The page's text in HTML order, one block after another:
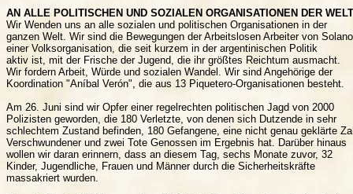
AN ALLE POLITISCHEN UND SOZIALEN ORGANISATIONEN DER
Wir Wenden uns an alle sozialen und politischen Organisationen in der
ganzen Welt. Wir sind die Bewegungen der Arbeitslosen Arbeiter von
einer Volksorganisation, die seit kurzem in der argentinischen Politik
aktiv ist, mit der Frische der Jugend, die ihr größtes Reichtum ausmacht.
Wir fordern Arbeit, Würde und sozialen Wandel. Wir sind Angehörige der
Koordination "Aníbal Verón", die aus 13 Piquetero-Organisationen besteht.
Am 26. Juni sind wir Opfer einer regelrechten politischen Jagd von 2000
Polizisten geworden, die 180 Verletzte, von denen sich Dutzende in sehr
schlechtem Zustand befinden, 180 Gefangene, eine nicht genau geklärte
Verschwundener und zwei Tote Genossen im Ergebnis hat. Darüber hinaus
wollen wir daran erinnern, dass an diesem Tag, sechs Monate zuvor, 32
Kinder, Jugendliche, Frauen und Männer durch die Sicherheitskräfte
massakriert wurden.